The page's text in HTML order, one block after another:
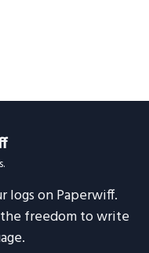
logs on Paperwiff.
freedom to write